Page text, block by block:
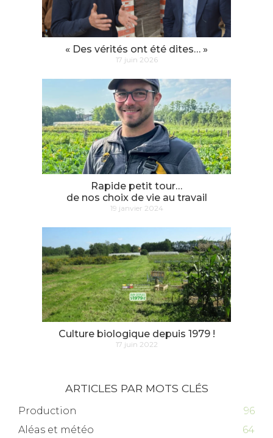
« Des vérités ont été dites… »
17 juin 2026
Rapide petit tour…
de nos choix de vie au travail
19 janvier 2024
Culture biologique depuis 1979 !
17 juin 2022
ARTICLES PAR MOTS CLÉS
Production
96
Aléas et météo
64